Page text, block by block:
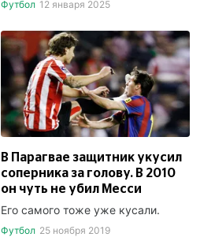
Футбол 12 января 2025
В Парагвае защитник укусил
соперника за голову. В 2010
он чуть не убил Месси
Его самого тоже уже кусали.
Футбол 25 ноября 2019